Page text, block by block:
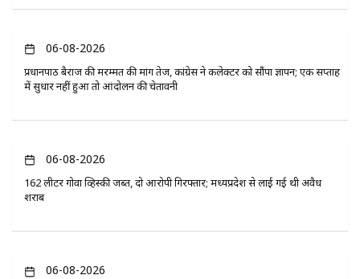
06-08-2026
प्रधानपाठ बैराज की मरम्मत की मांग तेज, कांग्रेस ने कलेक्टर को सौंपा ज्ञापन; एक सप्ताह
में सुधार नहीं हुआ तो आंदोलन की चेतावनी
06-08-2026
162 लीटर गोवा व्हिस्की जब्त, दो आरोपी गिरफ्तार; मध्यप्रदेश से लाई गई थी अवैध
शराब
06-08-2026